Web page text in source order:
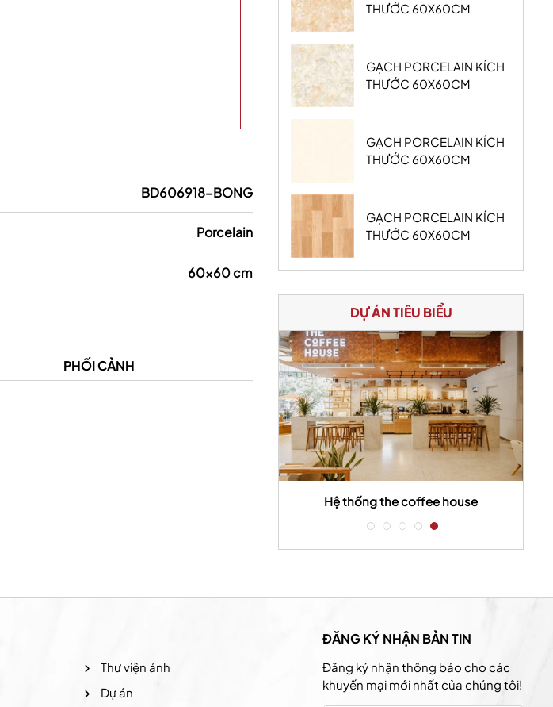
BD606918-BONG
Porcelain
60x60 cm
PHỐI CẢNH
THƯỚC 60X60CM
GẠCH PORCELAIN KÍCH
THƯỚC 60X60CM
GẠCH PORCELAIN KÍCH
THƯỚC 60X60CM
GẠCH PORCELAIN KÍCH
THƯỚC 60X60CM
DỰ ÁN TIÊU BIỂU
Hệ thống the coffee house
Thư viện ảnh
Dự án
ĐĂNG KÝ NHẬN BẢN TIN
Đăng ký nhận thông báo cho các
khuyến mại mới nhất của chúng tôi!